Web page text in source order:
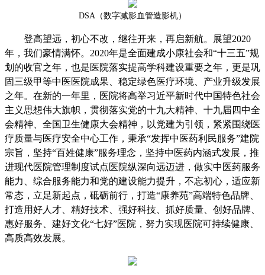
DSA（数字减影血管造影机）
登高望远，初心不改，继往开来，再启新航。展望2020
年，我们豪情满怀。2020年是全面建成小康社会和“十三五”规
划的收官之年，也是医院落实提高学科建设重要之年，更是巩
固三级甲等中医医院成果、稳定绿色医疗环境、产业升级发展
之年。在新的一年里，医院将高举习近平新时代中国特色社会
主义思想伟大旗帜，贯彻落实党的十九大精神、十九届四中全
会精神、全国卫生健康大会精神，以党建为引领，紧紧围绕医
疗质量与医疗安全中心工作，秉承“发挥中医药利民服务”建院
宗旨，坚持“百姓健康”服务理念，坚持中医药内涵式发展，推
进现代医院管理制度试点医院纵深向远迈进，做实中医药服务
能力、综合服务能力和党的建设能力提升，不忘初心，适应新
常态，立足新起点，砥砺前行，打造“康养苑”高端特色品牌、
打造用好人才、精好技术、强好科技、抓好质量、创好品牌、
惠好服务、建好文化“七好”医院，努力实现医院可持续健康、
高质高效发展。